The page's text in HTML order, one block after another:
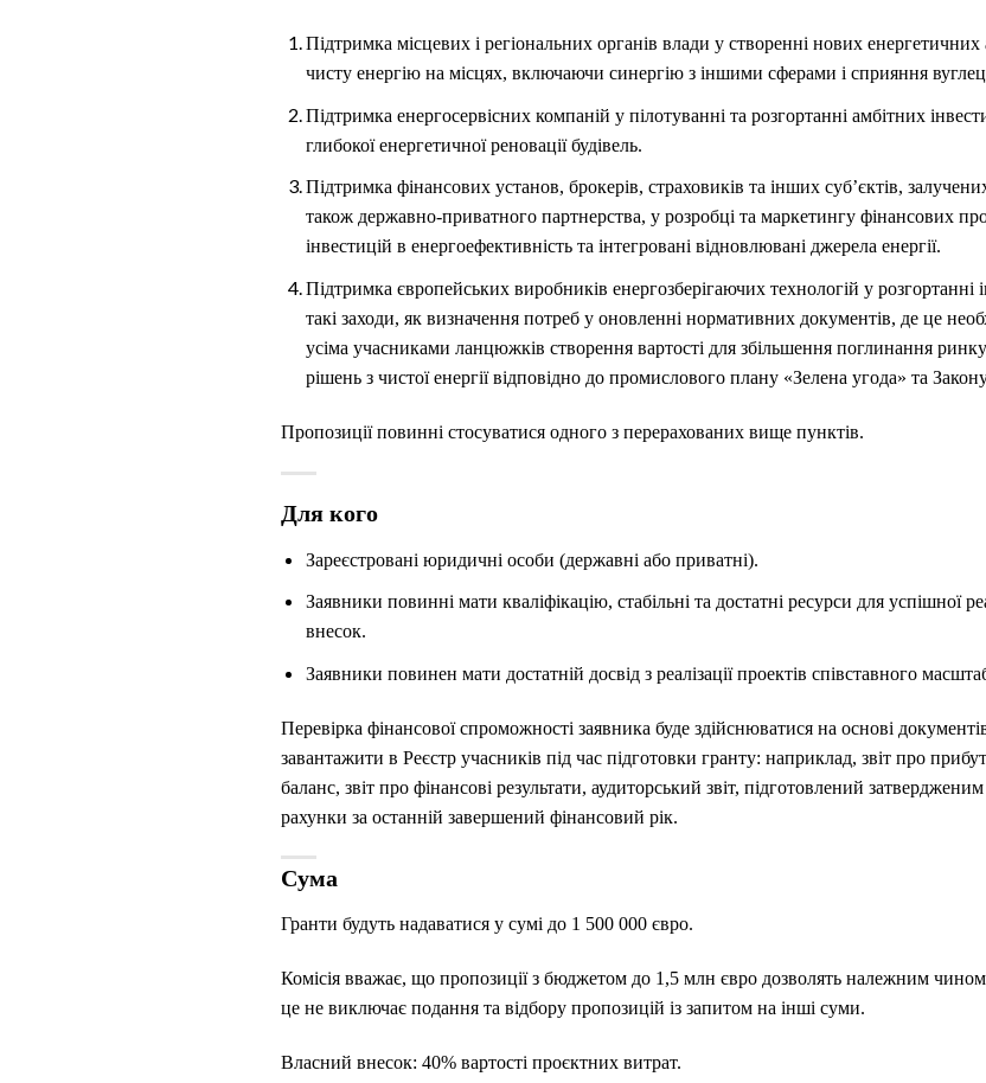
Підтримка місцевих і регіональних органів влади у створенні нових
чисту енергію на місцях, включаючи синергію з іншими сферами і сприяння
Підтримка енергосервісних компаній у пілотуванні та розгортанні амбітних
глибокої енергетичної реновації будівель.
Підтримка фінансових установ, брокерів, страховиків та інших суб’єктів,
також державно-приватного партнерства, у розробці та маркетингу фінансових
інвестицій в енергоефективність та інтегровані відновлювані джерела енергії.
Підтримка європейських виробників енергозберігаючих технологій у
такі заходи, як визначення потреб у оновленні нормативних документів, де це
усіма учасниками ланцюжків створення вартості для збільшення поглинання
рішень з чистої енергії відповідно до промислового плану «Зелена угода» та
Пропозиції повинні стосуватися одного з перерахованих вище пунктів.
Для кого
Зареєстровані юридичні особи (державні або приватні).
Заявники повинні мати кваліфікацію, стабільні та достатні ресурси для успішної
внесок.
Заявники повинен мати достатній досвід з реалізації проектів співставного
Перевірка фінансової спроможності заявника буде здійснюватися на основі
завантажити в Реєстр учасників під час підготовки гранту: наприклад, звіт про
баланс, звіт про фінансові результати, аудиторський звіт, підготовлений
рахунки за останній завершений фінансовий рік.
Сума
Гранти будуть надаватися у сумі до 1 500 000 євро.
Комісія вважає, що пропозиції з бюджетом до 1,5 млн євро дозволять належним
це не виключає подання та відбору пропозицій із запитом на інші суми.
Власний внесок: 40% вартості проєктних витрат.